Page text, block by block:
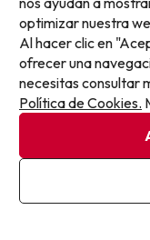
Pelo
Julio 2026
Excelente
Victoria
menos.
Apúntate y que el
Pon tu mejor e-mail
Al suscribirte,
optimizar nuestra
Al hacer clic en
ofrecer una
necesitas consultar
Política de Cookies.